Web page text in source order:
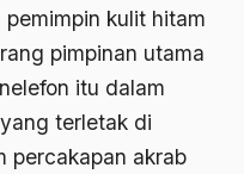
kulit hitam
pimpinan utama
itu dalam
terletak di
percakapan akrab